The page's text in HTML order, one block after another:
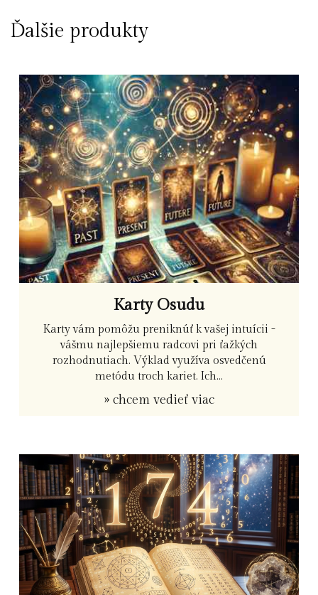
Ďalšie produkty
Karty Osudu
Karty vám pomôžu preniknúť k vašej intuícii -
vášmu najlepšiemu radcovi pri ťažkých
rozhodnutiach. Výklad využíva osvedčenú
metódu troch kariet. Ich...
» chcem vedieť viac